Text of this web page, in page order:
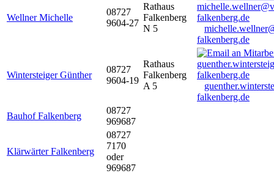
Wellner Michelle
08727
9604-27
Rathaus
Falkenberg
N 5
falkenberg.de
Wintersteiger Günther
08727
9604-19
Rathaus
Falkenberg
A 5
falkenberg.de
Bauhof Falkenberg
08727
969687
Klärwärter Falkenberg
08727
7170
oder
969687